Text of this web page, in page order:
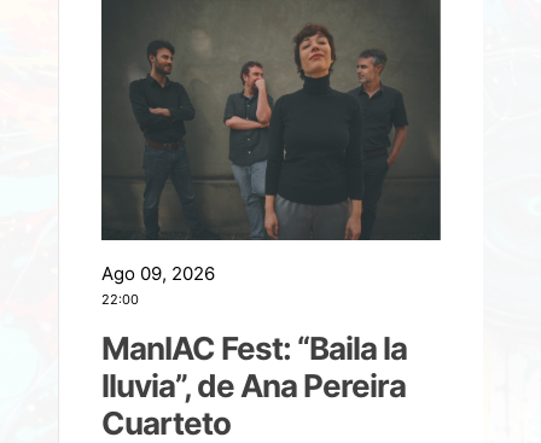
Ago 09, 2026
22:00
ManIAC Fest: “Baila la
lluvia”, de Ana Pereira
Cuarteto